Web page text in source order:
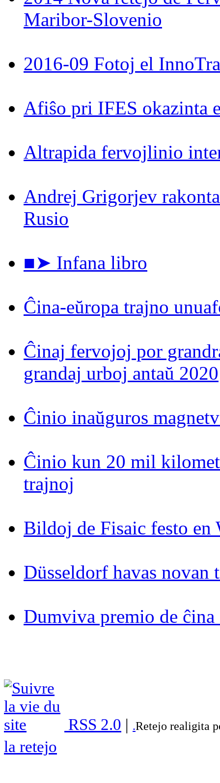
Maribor-Slovenio
2016-09 Fotoj el
Afiŝo pri IFES okazinta
Altrapida fervojlinio
Andrej Grigorjev
Rusio
■➤ Infana libro
Ĉina-eŭropa trajno
Ĉinaj fervojoj por
grandaj urboj antaŭ 2020
Ĉinio inaŭguros
Ĉinio kun 20 mil
trajnoj
Bildoj de Fisaic festo en
Düsseldorf havas novan
Dumviva premio de
RSS 2.0 | .Retejo realigita
la retejo